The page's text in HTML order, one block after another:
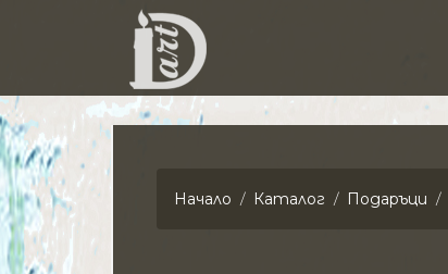
Начало Каталог Подаръци